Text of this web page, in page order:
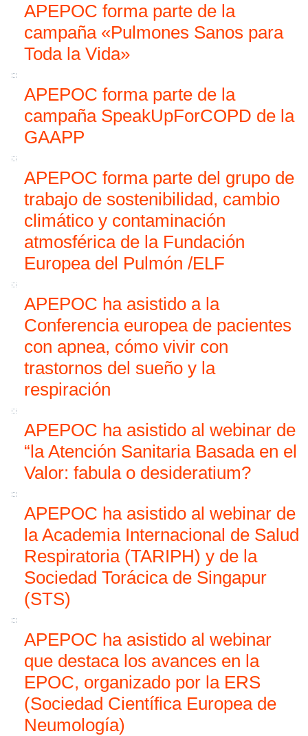
APEPOC forma parte de la
campaña «Pulmones Sanos para
Toda la Vida»
APEPOC forma parte de la
campaña SpeakUpForCOPD de la
GAAPP
APEPOC forma parte del grupo de
trabajo de sostenibilidad, cambio
climático y contaminación
atmosférica de la Fundación
Europea del Pulmón /ELF
APEPOC ha asistido a la
Conferencia europea de pacientes
con apnea, cómo vivir con
trastornos del sueño y la
respiración
APEPOC ha asistido al webinar de
“la Atención Sanitaria Basada en el
Valor: fabula o desideratium?
APEPOC ha asistido al webinar de
la Academia Internacional de Salud
Respiratoria (TARIPH) y de la
Sociedad Torácica de Singapur
(STS)
APEPOC ha asistido al webinar
que destaca los avances en la
EPOC, organizado por la ERS
(Sociedad Científica Europea de
Neumología)